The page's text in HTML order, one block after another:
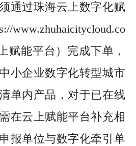
通过珠海云上数字化赋
赋能平台）完成下单，
小企业数字化转型城市
单内产品，对于已在线
在云上赋能平台补充相
报单位与数字化牵引单